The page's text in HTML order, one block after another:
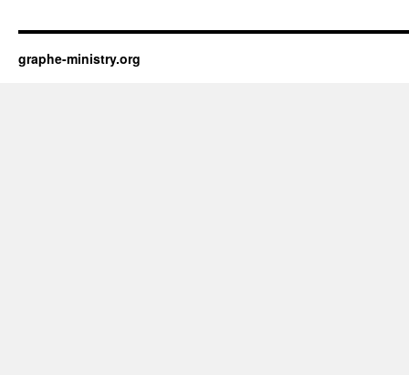
graphe-ministry.org